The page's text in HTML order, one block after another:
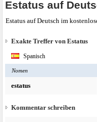
Estatus auf
Estatus auf Deutsch im
Exakte Treffer von Estatus
Spanisch
Nomen
estatus
Kommentar schreiben